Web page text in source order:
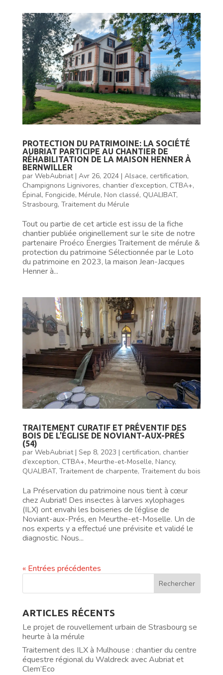
PROTECTION DU PATRIMOINE: LA SOCIÉTÉ
AUBRIAT PARTICIPE AU CHANTIER DE
RÉHABILITATION DE LA MAISON HENNER À
BERNWILLER
par WebAubriat| Avr 26, 2024| Alsace, certification,
Champignons Lignivores, chantier d’exception, CTBA+,
Épinal, Fongicide, Mérule, Non classé, QUALIBAT,
Strasbourg, Traitement du Mérule
Tout ou partie de cet article est issu de la fiche
chantier publiée originellement sur le site de notre
partenaire Proéco Énergies Traitement de mérule &
protection du patrimoine Sélectionnée par le Loto
du patrimoine en 2023, la maison Jean-Jacques
Henner à...
TRAITEMENT CURATIF ET PRÉVENTIF DES
BOIS DE L’ÉGLISE DE NOVIANT-AUX-PRÉS
(54)
par WebAubriat| Sep 8, 2023 | certification, chantier
d’exception, CTBA+, Meurthe-et-Moselle, Nancy,
QUALIBAT, Traitement de charpente, Traitement du bois
La Préservation du patrimoine nous tient à cœur
chez Aubriat! Des insectes à larves xylophages
(ILX) ont envahi les boiseries de l’église de
Noviant-aux-Prés, en Meurthe-et-Moselle. Un de
nos experts y a effectué une prévisite et validé le
diagnostic. Nous...
« Entrées précédentes
ARTICLES RÉCENTS
Le projet de rouvellement urbain de Strasbourg se
heurte à la mérule
Traitement des ILX à Mulhouse : chantier du centre
équestre régional du Waldreck avec Aubriat et
Clem’Eco